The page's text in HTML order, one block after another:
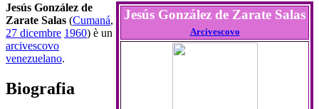
Jesús González de Zarate Salas
Arcivescovo
Jesús González de
Zarate Salas (Cumaná,
27 dicembre 1960) è un
arcivescovo
venezuelano.
Biografia